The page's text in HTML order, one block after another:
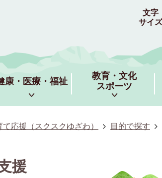
文字
サイズ
康・医療・福祉
教育・文化
スポーツ
て応援（スクスクゆざわ） 目的で探す
援